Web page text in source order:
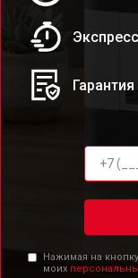
Нажимая на
моих